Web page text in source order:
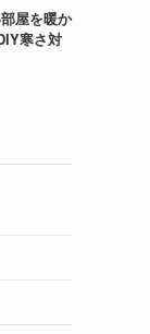
屋を暖か
寒さ対